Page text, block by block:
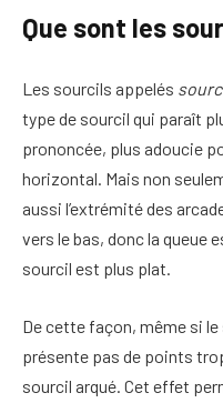
Que sont les
Les sourcils appelés
type de sourcil qui paraît
prononcée, plus adoucie
horizontal. Mais non
aussi l’extrémité des
vers le bas, donc la queue
sourcil est plus plat.
De cette façon, même si
présente pas de points
sourcil arqué. Cet effet